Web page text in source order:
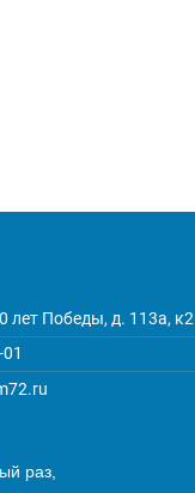
лет Победы, д. 113а, к2
раз,